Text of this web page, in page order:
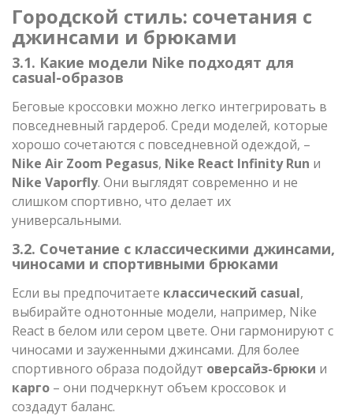
Городской стиль: сочетания с
джинсами и брюками
3.1. Какие модели Nike подходят для
casual-образов
Беговые кроссовки можно легко интегрировать в
повседневный гардероб. Среди моделей, которые
хорошо сочетаются с повседневной одеждой, –
Nike Air Zoom Pegasus, Nike React Infinity Run и
Nike Vaporfly. Они выглядят современно и не
слишком спортивно, что делает их
универсальными.
3.2. Сочетание с классическими джинсами,
чиносами и спортивными брюками
Если вы предпочитаете классический casual,
выбирайте однотонные модели, например, Nike
React в белом или сером цвете. Они гармонируют с
чиносами и зауженными джинсами. Для более
спортивного образа подойдут оверсайз-брюки и
карго – они подчеркнут объем кроссовок и
создадут баланс.